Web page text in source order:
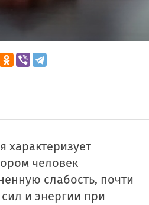
характеризует
человек
слабость, почти
и энергии при